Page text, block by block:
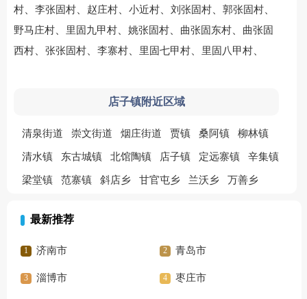
村
李张固村 赵庄村 小近村 刘张固村 郭张固村
野马庄村 里固九甲村 姚张固村 曲张固东村
曲张固
西村
张张固村 李寨村 里固七甲村 里固八甲村
店子镇附近区域
清泉街道 崇文街道 烟庄街道 贾镇 桑阿镇 柳林镇
清水镇 东古城镇 北馆陶镇 店子镇 定远寨镇 辛集镇
梁堂镇 范寨镇 斜店乡 甘官屯乡 兰沃乡 万善乡
最新推荐
济南市 青岛市
淄博市 枣庄市